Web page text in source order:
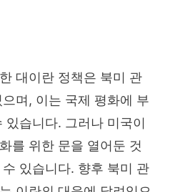
대이란 정책은 북미 관
며, 이는 국제 평화에 부
있습니다. 그러나 미국이
를 위한 문을 열어둔 것
있습니다. 향후 북미 관